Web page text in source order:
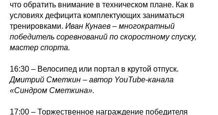
что обратить внимание в техническом плане. Как в
условиях дефицита комплектующих заниматься
тренировками. Иван Кунаев – многократный
победитель соревнований по скоростному спуску,
мастер спорта.
16:30 – Велосипед или портал в крутой отпуск.
Дмитрий Сметкин – автор YouTube-канала
«Синдром Сметкина».
17:00 – Торжественное награждение победителя